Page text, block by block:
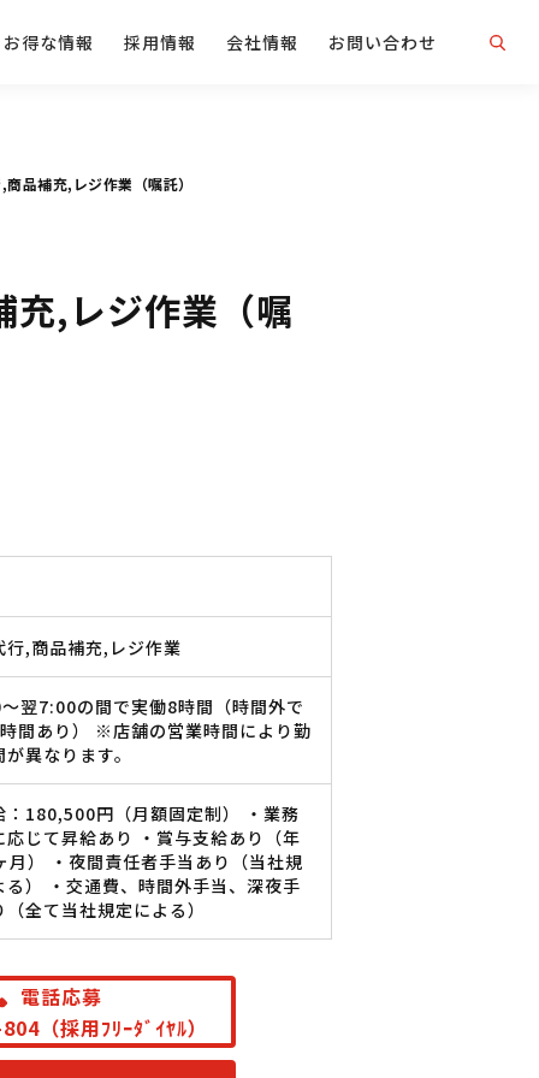
お得な情報 採用情報 会社情報 お問い合わせ
品補充,レジ作業（嘱託）
充,レジ作業（嘱
行,商品補充,レジ作業
翌7:00の間で実働8時間（時間外で
間あり） ※店舗の営業時間により勤
異なります。
：180,500円（月額固定制） ・業務
応じて昇給あり ・賞与支給あり（年
月） ・夜間責任者手当あり（当社規
る） ・交通費、時間外手当、深夜手
（全て当社規定による）
電話応募
（採用ﾌﾘｰﾀﾞｲﾔﾙ）